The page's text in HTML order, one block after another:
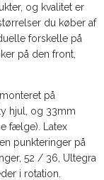
og kvalitet er
du køber af
forskelle på
på den front,
på
hjul, og 33mm
fælge). Latex
punkteringer på
52 / 36, Ultegra
i rotation.